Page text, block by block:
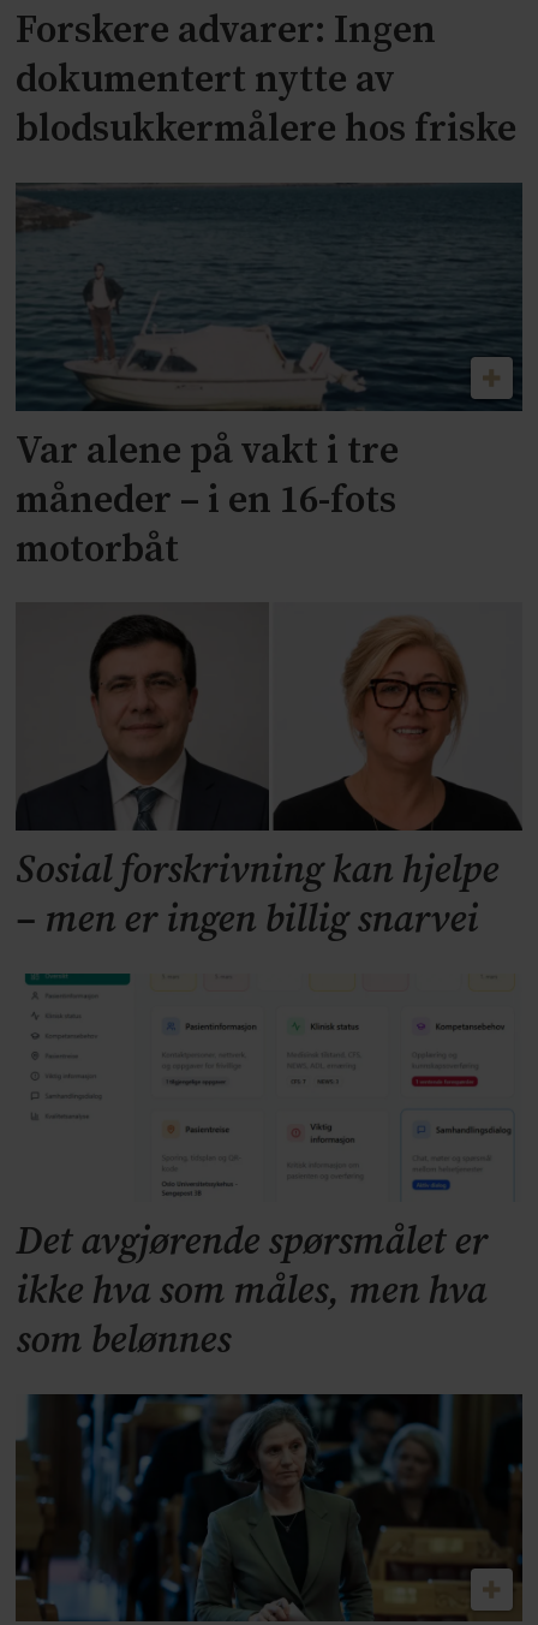
Forskere advarer: Ingen
dokumentert nytte av
blodsukkermålere hos friske
Var alene på vakt i tre
måneder – i en 16-fots
motorbåt
Sosial forskrivning kan hjelpe
– men er ingen billig snarvei
Det avgjørende spørsmålet er
ikke hva som måles, men hva
som belønnes